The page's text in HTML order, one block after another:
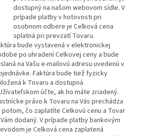
dostupný na našom webovom sídle. V
prípade platby v hotovosti pri
osobnom odbere je Celková cena
splatná pri prevzatí Tovaru.
bude vystavená v elektronickej
po uhradení Celkovej ceny a bude
na Vašu e-mailovú adresu uvedenú v
Faktúra bude tiež fyzicky
k Tovaru a dostupná
účte, ak ho máte zriadený.
právo k Tovaru na Vás prechádza
potom, čo zaplatíte Celkovú cenu a Tovar
dodaný. V prípade platby bankovým
je Celková cena zaplatená